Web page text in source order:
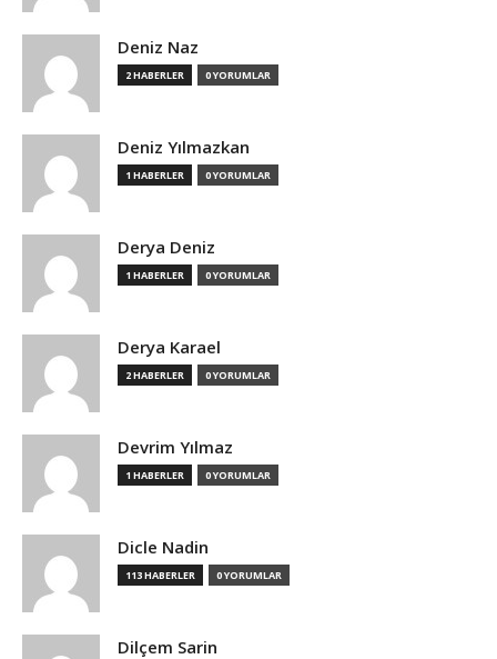
Deniz Naz
2 HABERLER 0 YORUMLAR
Deniz Yılmazkan
1 HABERLER 0 YORUMLAR
Derya Deniz
1 HABERLER 0 YORUMLAR
Derya Karael
2 HABERLER 0 YORUMLAR
Devrim Yılmaz
1 HABERLER 0 YORUMLAR
Dicle Nadin
113 HABERLER 0 YORUMLAR
Dilçem Sarin